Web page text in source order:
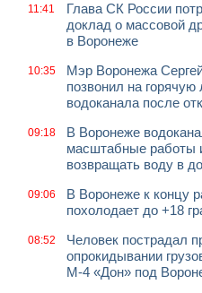
11:41
Глава СК России
доклад о массовой
в Воронеже
10:35
Мэр Воронежа
позвонил на горячую
водоканала после
09:18
В Воронеже
масштабные работы
возвращать воду в
09:06
В Воронеже к концу
похолодает до +18
08:52
Человек пострадал
опрокидывании
М-4 «Дон» под